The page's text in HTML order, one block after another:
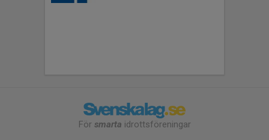
För smarta idrottsföreningar